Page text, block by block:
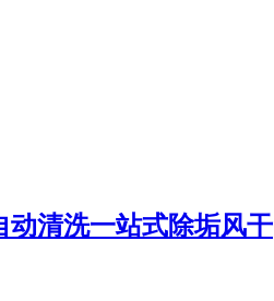
清洗一站式除垢风干